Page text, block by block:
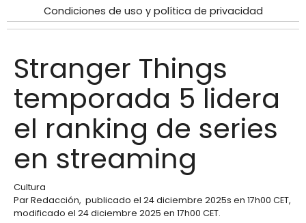
Condiciones de uso y política de privacidad
Stranger Things
temporada 5 lidera
el ranking de series
en streaming
Cultura
ParRedacción, publicado el 24 diciembre 2025s en 17h00 CET,
modificado el 24 diciembre 2025 en 17h00 CET.